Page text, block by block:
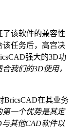
了该软件的兼容性
该任务后，高宫决
强大的3D功
我们的3D使用，
BricsCAD在其业务
第一个优势是其定
其他CAD软件以